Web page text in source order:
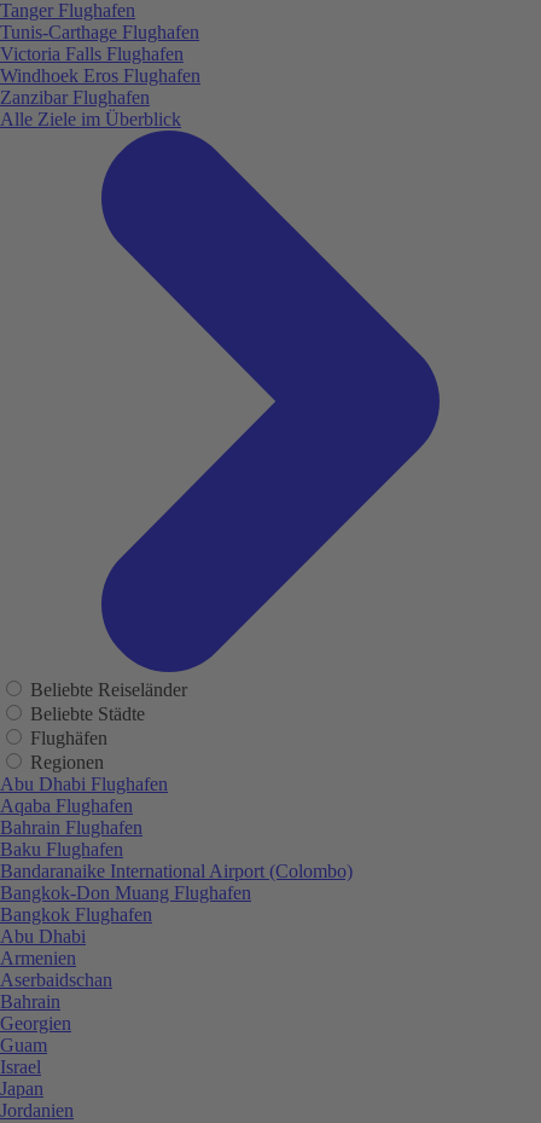
Tanger Flughafen
Tunis-Carthage Flughafen
Victoria Falls Flughafen
Windhoek Eros Flughafen
Zanzibar Flughafen
Alle Ziele im Überblick
Beliebte Reiseländer
Beliebte Städte
Flughäfen
Regionen
Abu Dhabi Flughafen
Aqaba Flughafen
Bahrain Flughafen
Baku Flughafen
Bandaranaike International Airport (Colombo)
Bangkok-Don Muang Flughafen
Bangkok Flughafen
Abu Dhabi
Armenien
Aserbaidschan
Bahrain
Georgien
Guam
Israel
Japan
Jordanien